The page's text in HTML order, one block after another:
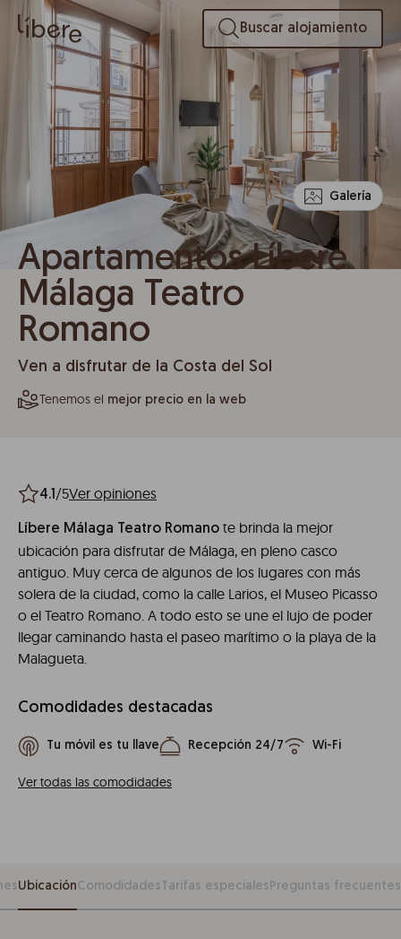
Buscar alojamiento
Galería
Apartamentos Líbere
Málaga Teatro
Romano
Ven a disfrutar de la Costa del Sol
Tenemos el mejor precio en la web
4.1 /5Ver opiniones
Líbere Málaga Teatro Romano te brinda la mejor
ubicación para disfrutar de Málaga, en pleno casco
antiguo. Muy cerca de algunos de los lugares con más
solera de la ciudad, como la calle Larios, el Museo Picasso
o el Teatro Romano. A todo esto se une el lujo de poder
llegar caminando hasta el paseo marítimo o la playa de la
Malagueta.
Comodidades destacadas
Tu móvil es tu llave Recepción 24/7 Wi-Fi
Ver todas las comodidades
UbicaciónComodidades Tarifas especialesPreguntas frecuentes